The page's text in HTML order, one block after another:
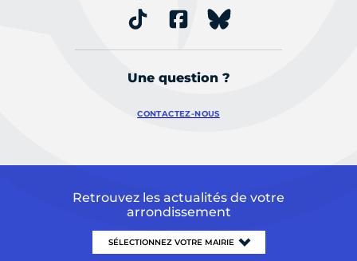
Une question ?
CONTACTEZ-NOUS
Retrouvez les actualités de votre
arrondissement